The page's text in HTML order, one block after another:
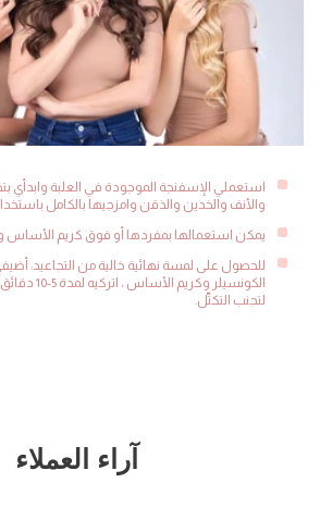
استعملي الإسفنجة الموجودة في العلبة وابدأي
والأنف والخدين والذقن وامزجيها بالكامل
يمكن استعمالها بمفردها أو فوق كريم الأساس
الكونسيلر
لتجنب التكتّل.
آراء العملاء